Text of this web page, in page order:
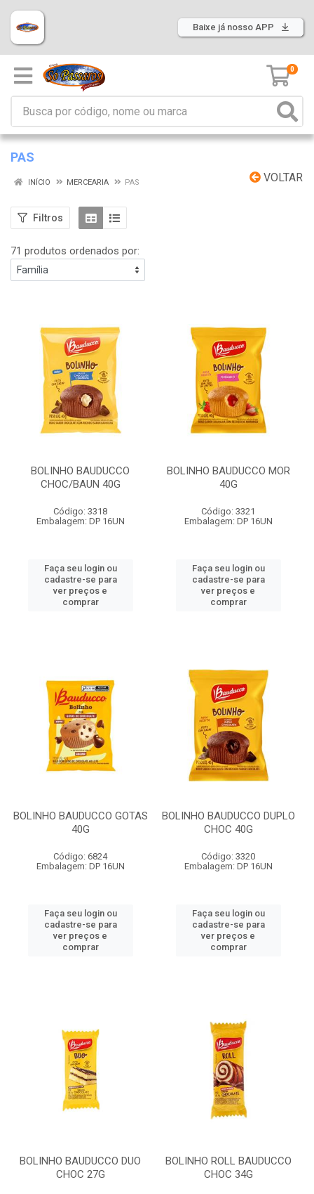
Baixe já nosso APP
0
PAS
VOLTAR
INÍCIO MERCEARIA PAS
Filtros
71 produtos ordenados por:
BOLINHO BAUDUCCO
CHOC/BAUN 40G
Código: 3318
Embalagem: DP 16UN
Faça seu login ou
cadastre-se para
ver preços e
comprar
BOLINHO BAUDUCCO MOR
40G
Código: 3321
Embalagem: DP 16UN
Faça seu login ou
cadastre-se para
ver preços e
comprar
BOLINHO BAUDUCCO GOTAS
40G
Código: 6824
Embalagem: DP 16UN
Faça seu login ou
cadastre-se para
ver preços e
comprar
BOLINHO BAUDUCCO DUPLO
CHOC 40G
Código: 3320
Embalagem: DP 16UN
Faça seu login ou
cadastre-se para
ver preços e
comprar
BOLINHO BAUDUCCO DUO
CHOC 27G
BOLINHO ROLL BAUDUCCO
CHOC 34G